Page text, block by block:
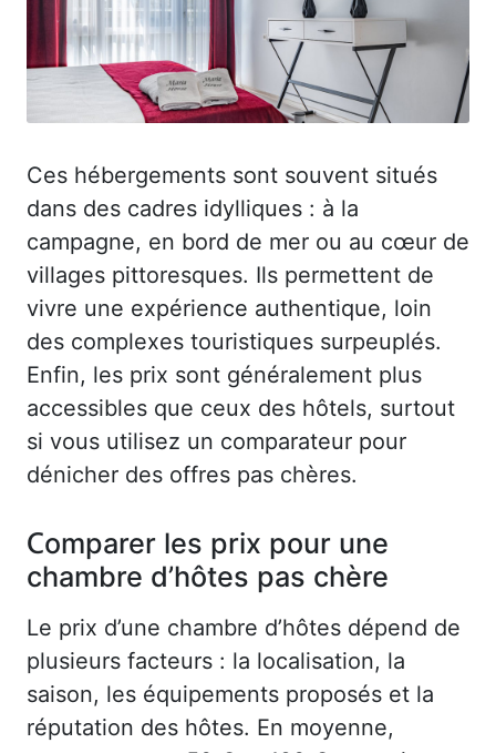
Ces hébergements sont souvent situés
dans des cadres idylliques : à la
campagne, en bord de mer ou au cœur de
villages pittoresques. Ils permettent de
vivre une expérience authentique, loin
des complexes touristiques surpeuplés.
Enfin, les prix sont généralement plus
accessibles que ceux des hôtels, surtout
si vous utilisez un comparateur pour
dénicher des offres pas chères.
Comparer les prix pour une
chambre d’hôtes pas chère
Le prix d’une chambre d’hôtes dépend de
plusieurs facteurs : la localisation, la
saison, les équipements proposés et la
réputation des hôtes. En moyenne,